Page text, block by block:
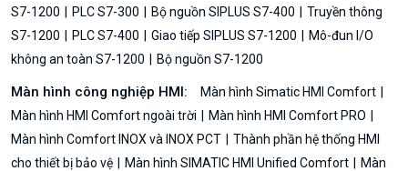
S7-1200
PLC S7-300 Bộ nguồn SIPLUS S7-400
Truyền thông
S7-1200
PLC S7-400 Giao tiếp SIPLUS S7-1200
Mô-đun I/O
không an toàn S7-1200
Bộ nguồn S7-1200
Màn hình công nghiệp HMI:
Màn hình Simatic HMI Comfort
Màn hình HMI Comfort ngoài trời
Màn hình HMI Comfort PRO
Màn hình Comfort INOX và INOX PCT
Thành phần hệ thống HMI
cho thiết bị bảo vệ
Màn hình SIMATIC HMI Unified Comfort
Màn